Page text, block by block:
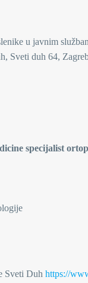
u javnim
Sveti duh 64,
specijalist
Sveti Duh https://